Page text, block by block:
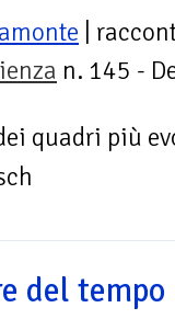
|
n. 145 -
quadri più
del tempo